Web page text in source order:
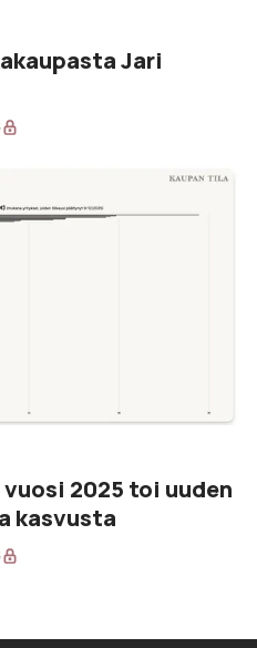
Jari
2025 toi uuden
kasvusta